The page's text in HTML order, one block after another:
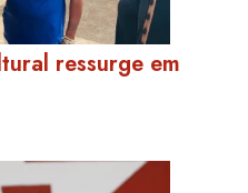
ressurge em